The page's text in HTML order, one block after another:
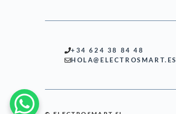
+34 624 38 84 48
HOLA@ELECTROSMART.ES